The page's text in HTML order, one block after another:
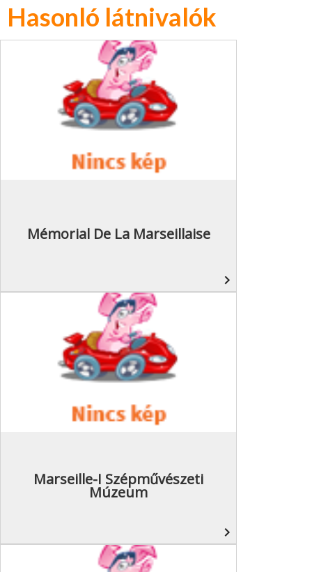
Hasonló látnivalók
Mémorial De La Marseillaise
navigate_next
Marseille-I Szépművészeti
Múzeum
navigate_next